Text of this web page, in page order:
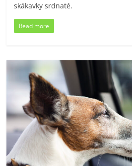
skákavky srdnaté.
Read more